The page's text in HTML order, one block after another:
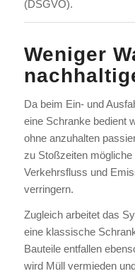
(DSGVO).
Weniger
Da beim Ein- und
eine Schranke bedient
ohne anzuhalten
zu Stoßzeiten
Verkehrsfluss und
verringern.
Zugleich arbeitet das
eine klassische
Bauteile entfallen
wird Müll vermieden